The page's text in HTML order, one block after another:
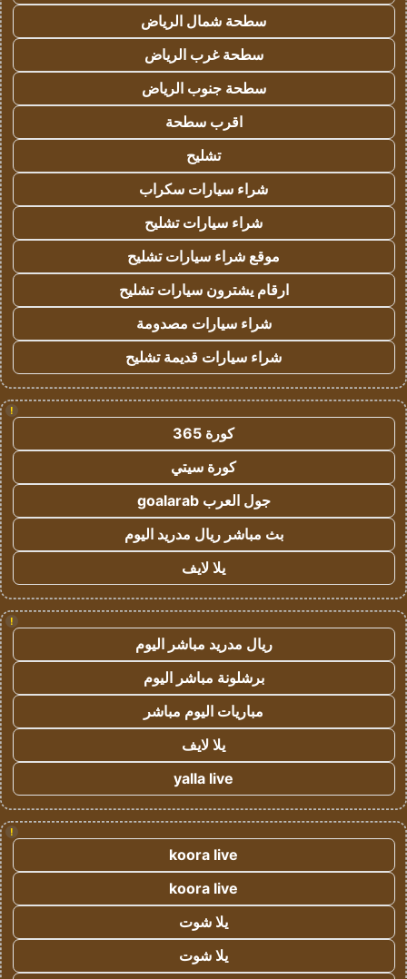
سطحة شمال الرياض
سطحة غرب الرياض
سطحة جنوب الرياض
اقرب سطحة
تشليح
شراء سيارات سكراب
شراء سيارات تشليح
موقع شراء سيارات تشليح
ارقام يشترون سيارات تشليح
شراء سيارات مصدومة
شراء سيارات قديمة تشليح
!
كورة 365
كورة سيتي
جول العرب goalarab
بث مباشر ريال مدريد اليوم
يلا لايف
!
ريال مدريد مباشر اليوم
برشلونة مباشر اليوم
مباريات اليوم مباشر
يلا لايف
yalla live
!
koora live
koora live
يلا شوت
يلا شوت